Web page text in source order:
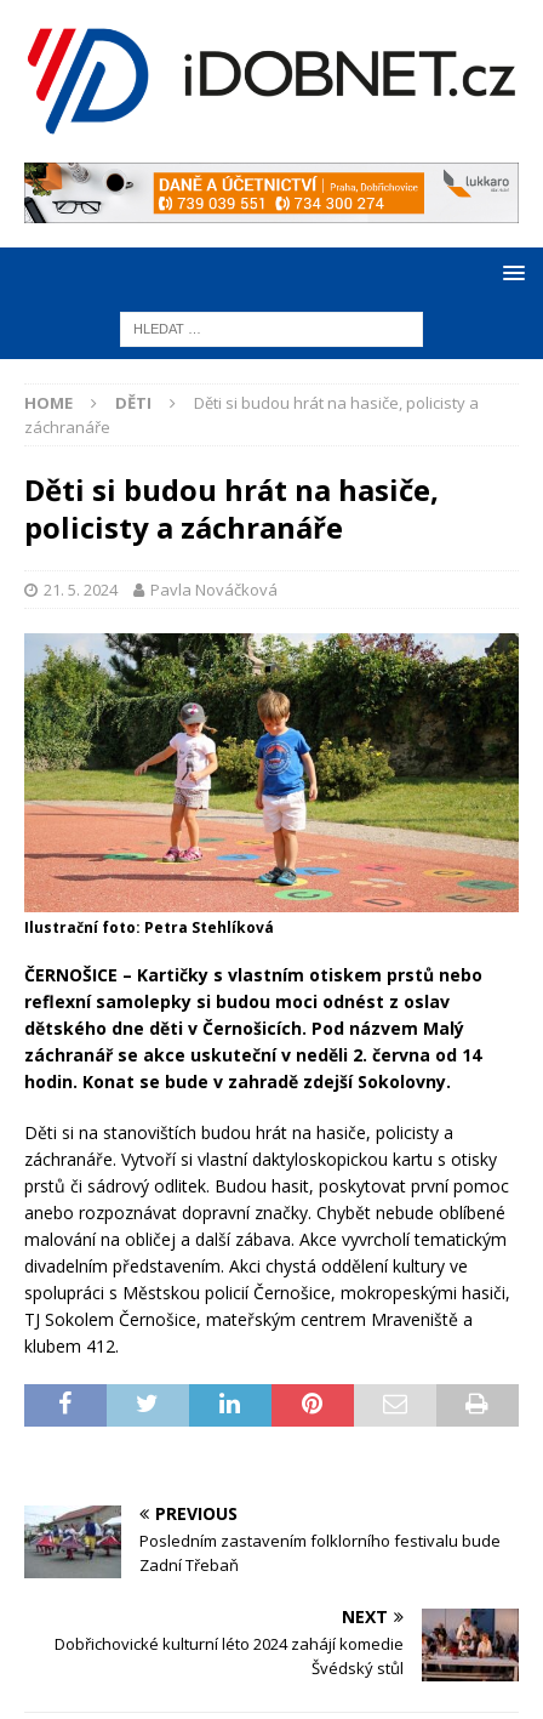
HOME DĚTI
Děti si budou hrát na hasiče, policisty a
záchranáře
Děti si budou hrát na hasiče,
policisty a záchranáře
21. 5. 2024 Pavla Nováčková
Ilustrační foto: Petra Stehlíková
ČERNOŠICE – Kartičky s vlastním otiskem prstů nebo
reflexní samolepky si budou moci odnést z oslav
dětského dne děti v Černošicích. Pod názvem Malý
záchranář se akce uskuteční v neděli 2. června od 14
hodin. Konat se bude v zahradě zdejší Sokolovny.
Děti si na stanovištích budou hrát na hasiče, policisty a
záchranáře. Vytvoří si vlastní daktyloskopickou kartu s otisky
prstů či sádrový odlitek. Budou hasit, poskytovat první pomoc
anebo rozpoznávat dopravní značky. Chybět nebude oblíbené
malování na obličej a další zábava. Akce vyvrcholí tematickým
divadelním představením. Akci chystá oddělení kultury ve
spolupráci s Městskou policií Černošice, mokropeskými hasiči,
TJ Sokolem Černošice, mateřským centrem Mraveniště a
klubem 412.
PREVIOUS
Posledním zastavením folklorního festivalu bude
Zadní Třebaň
NEXT
Dobřichovické kulturní léto 2024 zahájí komedie
Švédský stůl